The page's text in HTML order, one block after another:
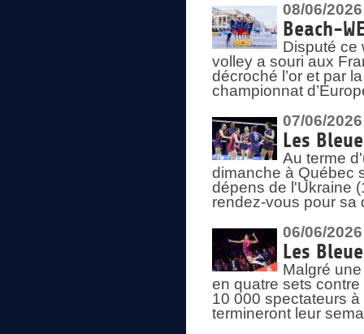
08/06/2026
Beach-
Disputé ce
volley a souri aux
décroché l’or et par
championnat
07/06/2026
Les
Au terme
dimanche à Québec
dépens de l'Ukraine
rendez-vous pour sa
06/06/2026
Les
Malgré
en quatre sets
10 000 spectateurs
termineront leur